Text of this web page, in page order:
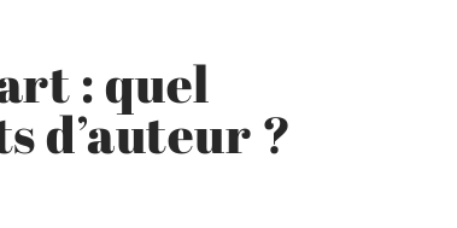
: quel
d’auteur ?